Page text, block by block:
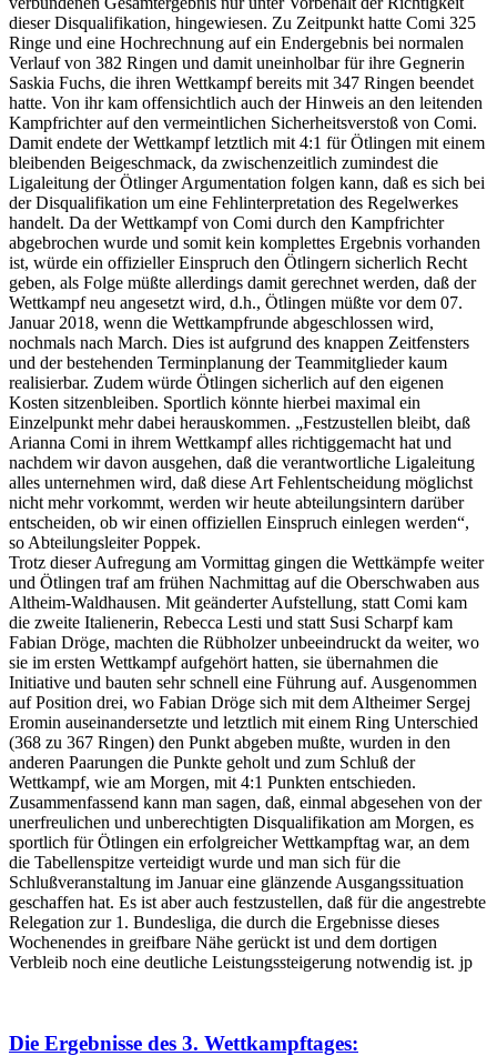
dieser Disqualifikation, hingewiesen. Zu Zeitpunkt hatte Comi 325
Ringe und eine Hochrechnung auf ein Endergebnis bei normalen
Verlauf von 382 Ringen und damit uneinholbar für ihre Gegnerin
Saskia Fuchs, die ihren Wettkampf bereits mit 347 Ringen beendet
hatte. Von ihr kam offensichtlich auch der Hinweis an den leitenden
Kampfrichter auf den vermeintlichen Sicherheitsverstoß von Comi.
Damit endete der Wettkampf letztlich mit 4:1 für Ötlingen mit einem
bleibenden Beigeschmack, da zwischenzeitlich zumindest die
Ligaleitung der Ötlinger Argumentation folgen kann, daß es sich bei
der Disqualifikation um eine Fehlinterpretation des Regelwerkes
handelt. Da der Wettkampf von Comi durch den Kampfrichter
abgebrochen wurde und somit kein komplettes Ergebnis vorhanden
ist, würde ein offizieller Einspruch den Ötlingern sicherlich Recht
geben, als Folge müßte allerdings damit gerechnet werden, daß der
Wettkampf neu angesetzt wird, d.h., Ötlingen müßte vor dem 07.
Januar 2018, wenn die Wettkampfrunde abgeschlossen wird,
nochmals nach March. Dies ist aufgrund des knappen Zeitfensters
und der bestehenden Terminplanung der Teammitglieder kaum
realisierbar. Zudem würde Ötlingen sicherlich auf den eigenen
Kosten sitzenbleiben. Sportlich könnte hierbei maximal ein
Einzelpunkt mehr dabei herauskommen. „Festzustellen bleibt, daß
Arianna Comi in ihrem Wettkampf alles richtiggemacht hat und
nachdem wir davon ausgehen, daß die verantwortliche Ligaleitung
alles unternehmen wird, daß diese Art Fehlentscheidung möglichst
nicht mehr vorkommt, werden wir heute abteilungsintern darüber
entscheiden, ob wir einen offiziellen Einspruch einlegen werden“,
so Abteilungsleiter Poppek.
Trotz dieser Aufregung am Vormittag gingen die Wettkämpfe weiter
und Ötlingen traf am frühen Nachmittag auf die Oberschwaben aus
Altheim-Waldhausen. Mit geänderter Aufstellung, statt Comi kam
die zweite Italienerin, Rebecca Lesti und statt Susi Scharpf kam
Fabian Dröge, machten die Rübholzer unbeeindruckt da weiter, wo
sie im ersten Wettkampf aufgehört hatten, sie übernahmen die
Initiative und bauten sehr schnell eine Führung auf. Ausgenommen
auf Position drei, wo Fabian Dröge sich mit dem Altheimer Sergej
Eromin auseinandersetzte und letztlich mit einem Ring Unterschied
(368 zu 367 Ringen) den Punkt abgeben mußte, wurden in den
anderen Paarungen die Punkte geholt und zum Schluß der
Wettkampf, wie am Morgen, mit 4:1 Punkten entschieden.
Zusammenfassend kann man sagen, daß, einmal abgesehen von der
unerfreulichen und unberechtigten Disqualifikation am Morgen, es
sportlich für Ötlingen ein erfolgreicher Wettkampftag war, an dem
die Tabellenspitze verteidigt wurde und man sich für die
Schlußveranstaltung im Januar eine glänzende Ausgangssituation
geschaffen hat. Es ist aber auch festzustellen, daß für die angestrebte
Relegation zur 1. Bundesliga, die durch die Ergebnisse dieses
Wochenendes in greifbare Nähe gerückt ist und dem dortigen
Verbleib noch eine deutliche Leistungssteigerung notwendig ist. jp
Die Ergebnisse des 3. Wettkampftages: